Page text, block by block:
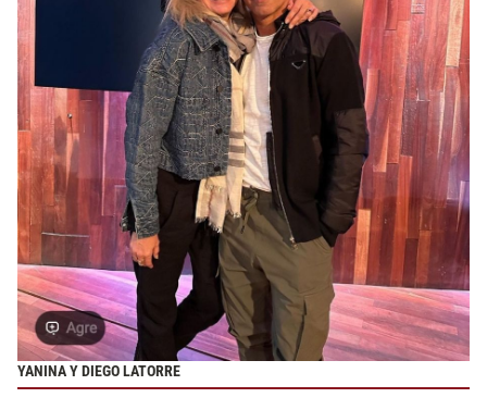
YANINA Y DIEGO LATORRE